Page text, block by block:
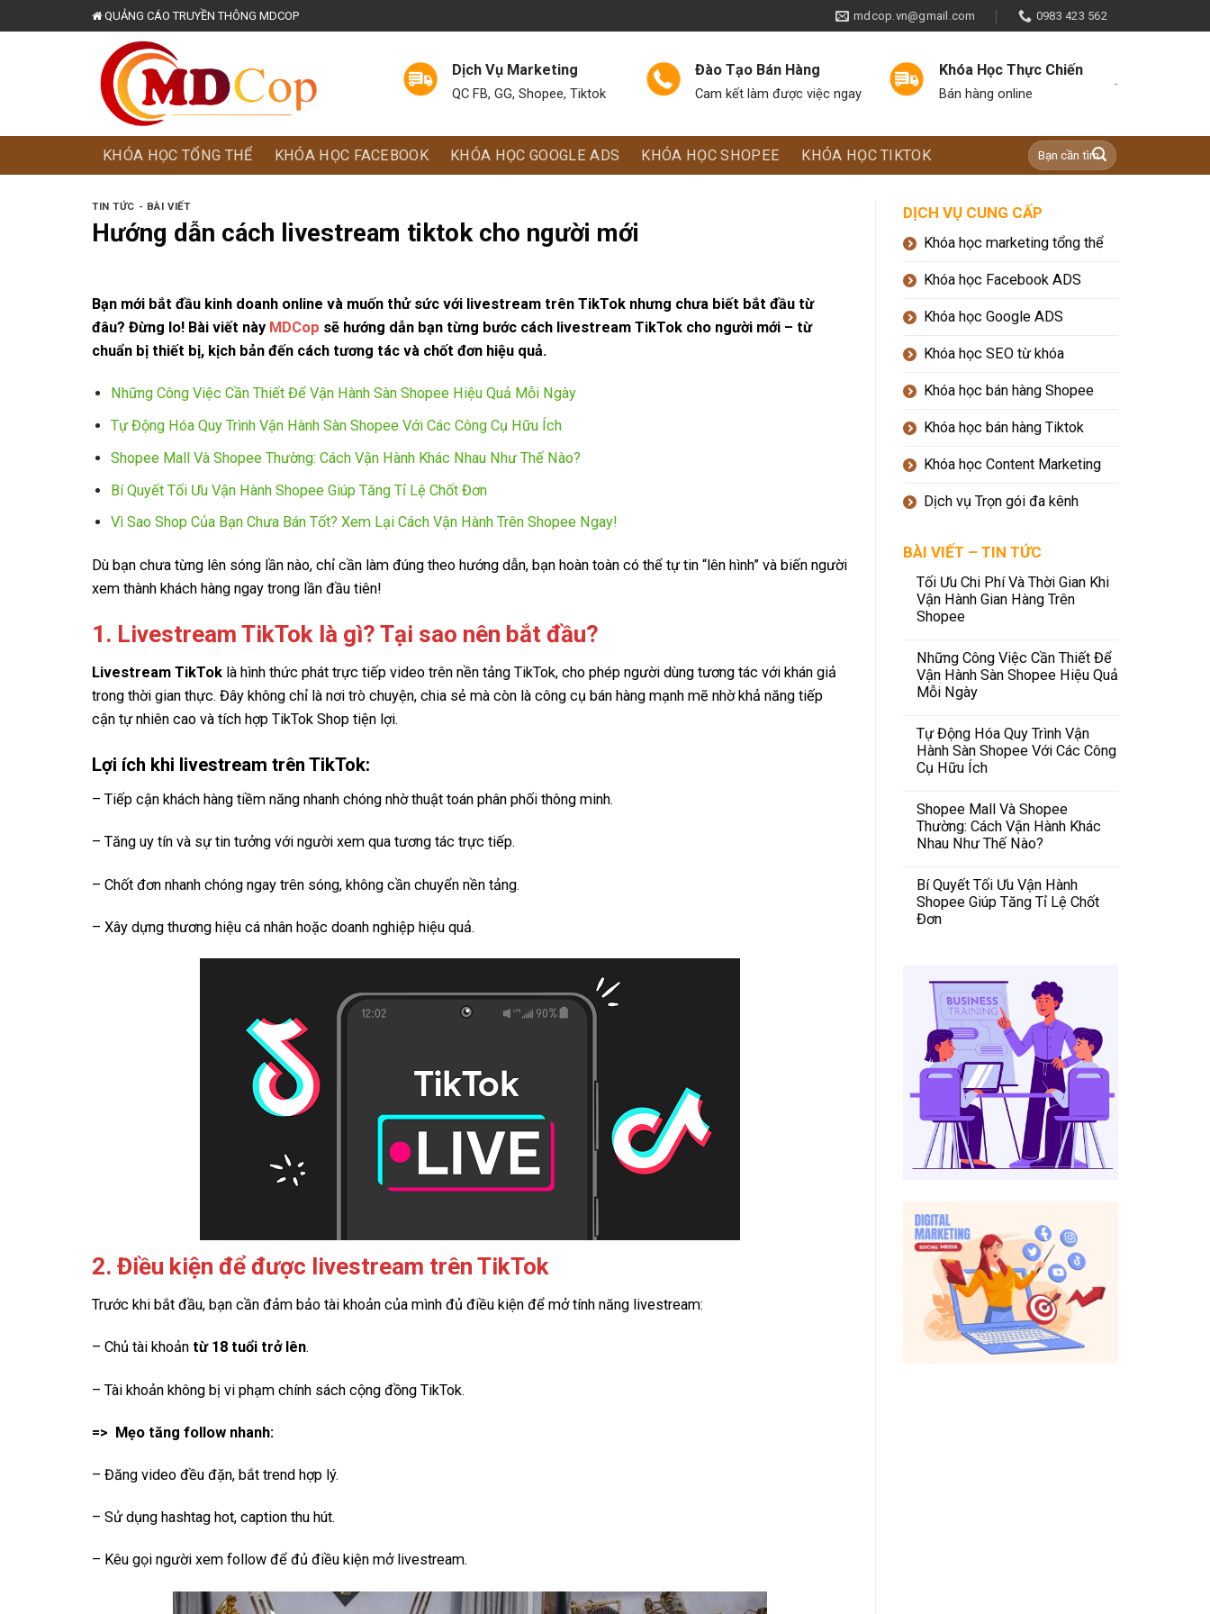
to
QUẢNG CÁO TRUYỀN THÔNG MDCOP mdcop.vn@gmail.com 0983 423 562
Dịch Vụ Marketing
QC FB, GG, Shopee, Tiktok
Đào Tạo Bán Hàng
Cam kết làm được việc ngay
Khóa Học Thực Chiến
Bán hàng online
-
KHÓA HỌC TỔNG THỂ KHÓA HỌC FACEBOOK KHÓA HỌC GOOGLE ADS KHÓA HỌC SHOPEE KHÓA HỌC TIKTOK
TIN TỨC - BÀI VIẾT
Hướng dẫn cách livestream tiktok cho người mới
Bạn mới bắt đầu kinh doanh online và muốn thử sức với livestream trên TikTok nhưng chưa biết bắt đầu từ
đâu? Đừng lo! Bài viết này MDCop sẽ hướng dẫn bạn từng bước cách livestream TikTok cho người mới – từ
chuẩn bị thiết bị, kịch bản đến cách tương tác và chốt đơn hiệu quả.
Những Công Việc Cần Thiết Để Vận Hành Sàn Shopee Hiệu Quả Mỗi Ngày
Tự Động Hóa Quy Trình Vận Hành Sàn Shopee Với Các Công Cụ Hữu Ích
Shopee Mall Và Shopee Thường: Cách Vận Hành Khác Nhau Như Thế Nào?
Bí Quyết Tối Ưu Vận Hành Shopee Giúp Tăng Tỉ Lệ Chốt Đơn
Vì Sao Shop Của Bạn Chưa Bán Tốt? Xem Lại Cách Vận Hành Trên Shopee Ngay!
Dù bạn chưa từng lên sóng lần nào, chỉ cần làm đúng theo hướng dẫn, bạn hoàn toàn có thể tự tin “lên hình” và biến người
xem thành khách hàng ngay trong lần đầu tiên!
1. Livestream TikTok là gì? Tại sao nên bắt đầu?
Livestream TikTok là hình thức phát trực tiếp video trên nền tảng TikTok, cho phép người dùng tương tác với khán giả
trong thời gian thực. Đây không chỉ là nơi trò chuyện, chia sẻ mà còn là công cụ bán hàng mạnh mẽ nhờ khả năng tiếp
cận tự nhiên cao và tích hợp TikTok Shop tiện lợi.
Lợi ích khi livestream trên TikTok:
– Tiếp cận khách hàng tiềm năng nhanh chóng nhờ thuật toán phân phối thông minh.
– Tăng uy tín và sự tin tưởng với người xem qua tương tác trực tiếp.
– Chốt đơn nhanh chóng ngay trên sóng, không cần chuyển nền tảng.
– Xây dựng thương hiệu cá nhân hoặc doanh nghiệp hiệu quả.
2. Điều kiện để được livestream trên TikTok
Trước khi bắt đầu, bạn cần đảm bảo tài khoản của mình đủ điều kiện để mở tính năng livestream:
– Chủ tài khoản từ 18 tuổi trở lên.
– Tài khoản không bị vi phạm chính sách cộng đồng TikTok.
=> Mẹo tăng follow nhanh:
– Đăng video đều đặn, bắt trend hợp lý.
– Sử dụng hashtag hot, caption thu hút.
– Kêu gọi người xem follow để đủ điều kiện mở livestream.
DỊCH VỤ CUNG CẤP
Khóa học marketing tổng thể
Khóa học Facebook ADS
Khóa học Google ADS
Khóa học SEO từ khóa
Khóa học bán hàng Shopee
Khóa học bán hàng Tiktok
Khóa học Content Marketing
Dịch vụ Trọn gói đa kênh
BÀI VIẾT – TIN TỨC
Tối Ưu Chi Phí Và Thời Gian Khi
Vận Hành Gian Hàng Trên
Shopee
Những Công Việc Cần Thiết Để
Vận Hành Sàn Shopee Hiệu Quả
Mỗi Ngày
Tự Động Hóa Quy Trình Vận
Hành Sàn Shopee Với Các Công
Cụ Hữu Ích
Shopee Mall Và Shopee
Thường: Cách Vận Hành Khác
Nhau Như Thế Nào?
Bí Quyết Tối Ưu Vận Hành
Shopee Giúp Tăng Tỉ Lệ Chốt
Đơn